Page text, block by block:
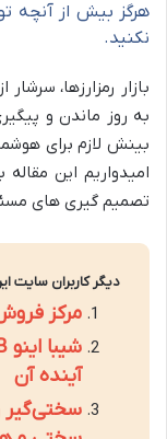
هرگز بیش از آنچه
نکنید.
بازار رمزارزها،
به روز ماندن و
بینش لازم برای
امیدواریم این
تصمیم گیری های
دیگر کاربران سایت
مرکز
آینده آن
سختی‌گیر